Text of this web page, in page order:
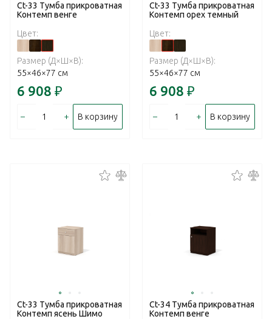
Ct-33 Тумба прикроватная
Контемп венге
Цвет:
Размер (Д×Ш×В):
55×46×77 см
6 908 ₽
– + В корзину
Ct-33 Тумба прикроватная
Контемп орех темный
Цвет:
Размер (Д×Ш×В):
55×46×77 см
6 908 ₽
– + В корзину
Ct-33 Тумба прикроватная
Контемп ясень Шимо
Ct-34 Тумба прикроватная
Контемп венге